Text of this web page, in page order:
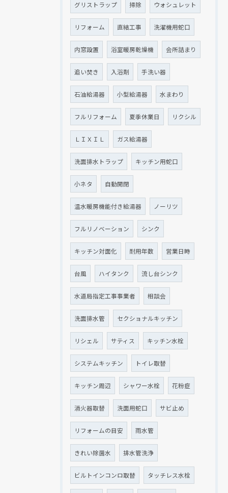
グリストラップ 掃除 ウォシュレット
リフォーム 直結工事 洗濯機用蛇口
内窓設置 浴室暖房乾燥機 会所詰まり
追い焚き 入浴剤 手洗い器
石油給湯器 小型給湯器 水まわり
フルリフォーム 夏季休業日 リクシル
ＬＩＸＩＬ ガス給湯器
洗面排水トラップ キッチン用蛇口
小ネタ 自動開閉
温水暖房機能付き給湯器 ノーリツ
フルリノベーション シンク
キッチン対面化 耐用年数 営業日時
台風 ハイタンク 流し台シンク
水道局指定工事事業者 相談会
洗面排水管 セクショナルキッチン
リシェル サティス キッチン水栓
システムキッチン トイレ取替
キッチン周辺 シャワー水栓 花粉症
消火器取替 洗面用蛇口 サビ止め
リフォームの目安 雨水管
きれい除菌水 排水管洗浄
ビルトインコンロ取替 タッチレス水栓
クリックでチラシのページにジャンプします
クリックでチラシのページにジャンプします